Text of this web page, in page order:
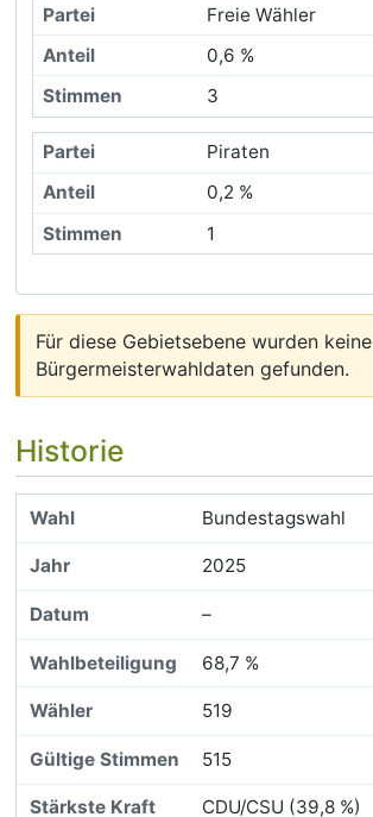
Freie Wähler
0,6 %
3
Piraten
0,2 %
1
Für diese Gebietsebene wurden keine
Bürgermeisterwahldaten gefunden.
Historie
Bundestagswahl
2025
–
68,7 %
519
515
CDU/CSU (39,8 %)